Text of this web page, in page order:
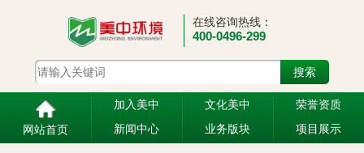
在线咨询热线：
400-0496-299
网站首页
加入美中
新闻中心
文化美中
业务版块
荣誉资质
项目展示